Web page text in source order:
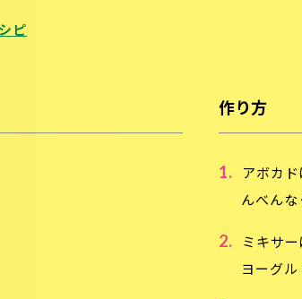
ピ
作り方
1.
アボカ
んべんな
2.
ミキサ
ヨーグ